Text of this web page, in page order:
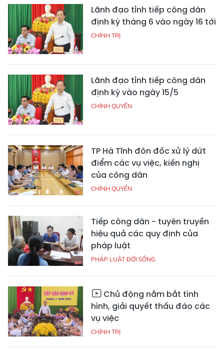
Lãnh đạo tỉnh tiếp công dân
định kỳ tháng 6 vào ngày 16 tới
CHÍNH TRỊ
Lãnh đạo tỉnh tiếp công dân
định kỳ vào ngày 15/5
CHÍNH QUYỀN
TP Hà Tĩnh đôn đốc xử lý dứt
điểm các vụ việc, kiến nghị
của công dân
CHÍNH QUYỀN
Tiếp công dân - tuyên truyền
hiệu quả các quy định của
pháp luật
PHÁP LUẬT ĐỜI SỐNG
Chủ động nắm bắt tình
hình, giải quyết thấu đáo các
vụ việc
CHÍNH TRỊ